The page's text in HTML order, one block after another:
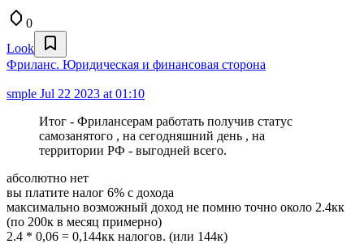
0
Look
Фриланс. Юридическая и финансовая сторона
smple Jul 22 2023 at 01:10
Итог - Фрилансерам работать получив статус
самозанятого , на сегодняшний день , на
территории РФ - выгодней всего.
абсолютно нет
вы платите налог 6% с дохода
максимально возможный доход не помню точно около 2.4кк
(по 200к в месяц примерно)
2.4 * 0,06 = 0,144кк налогов. (или 144к)